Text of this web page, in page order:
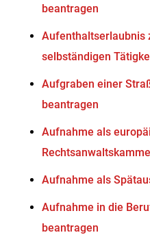
beantragen
Aufenthaltserlaubnis
selbständigen
Aufgraben einer
beantragen
Aufnahme als
Aufnahme als
Aufnahme in die
beantragen